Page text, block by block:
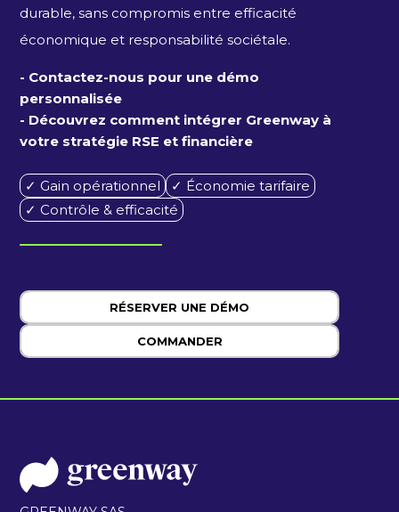
durable, sans compromis entre efficacité
économique et responsabilité sociétale.
- Contactez-nous pour une démo
personnalisée
- Découvrez comment intégrer Greenway à
votre stratégie RSE et financière
✓ Gain opérationnel
✓ Économie tarifaire
✓ Contrôle & efficacité
RÉSERVER UNE DÉMO
COMMANDER